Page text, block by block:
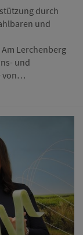
durch
und
Lerchenberg
und
von…